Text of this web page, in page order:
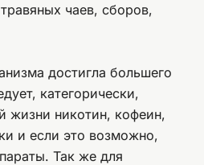
чаев, сборов,
достигла большего
категорически,
жизни никотин, кофеин,
и если это возможно,
Так же для